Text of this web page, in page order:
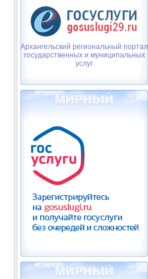
Архангельский региональный портал
государственных и муниципальных
услуг